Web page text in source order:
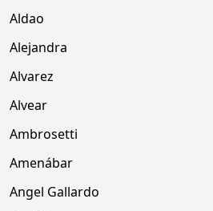
Aldao
Alejandra
Alvarez
Alvear
Ambrosetti
Amenábar
Angel Gallardo